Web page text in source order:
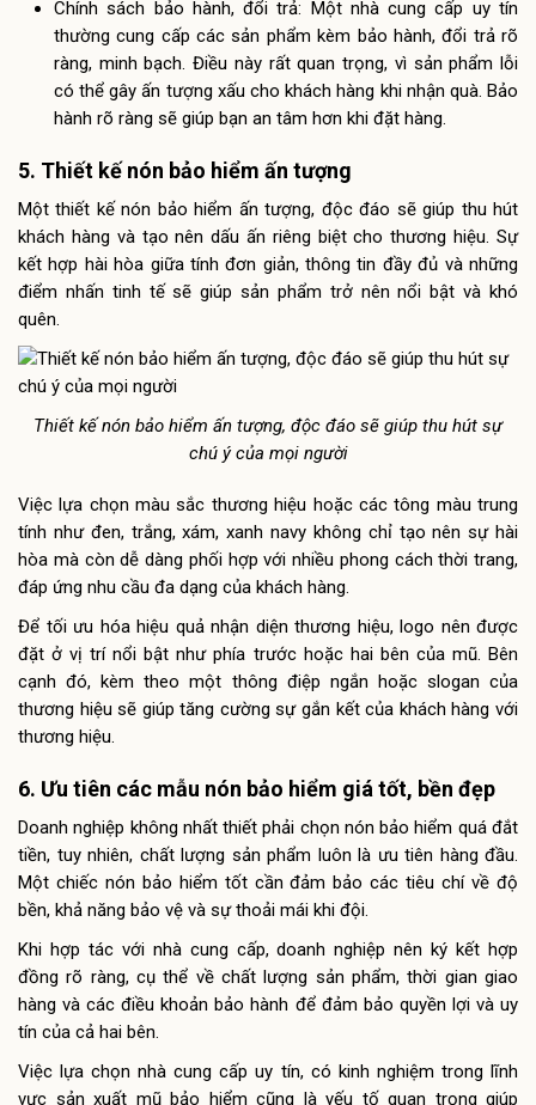
Chính sách bảo hành, đổi trả: Một nhà cung cấp uy tín
thường cung cấp các sản phẩm kèm bảo hành, đổi trả rõ
ràng, minh bạch. Điều này rất quan trọng, vì sản phẩm lỗi
có thể gây ấn tượng xấu cho khách hàng khi nhận quà. Bảo
hành rõ ràng sẽ giúp bạn an tâm hơn khi đặt hàng.
5. Thiết kế nón bảo hiểm ấn tượng
Một thiết kế nón bảo hiểm ấn tượng, độc đáo sẽ giúp thu hút
khách hàng và tạo nên dấu ấn riêng biệt cho thương hiệu. Sự
kết hợp hài hòa giữa tính đơn giản, thông tin đầy đủ và những
điểm nhấn tinh tế sẽ giúp sản phẩm trở nên nổi bật và khó
quên.
Thiết kế nón bảo hiểm ấn tượng, độc đáo sẽ giúp thu hút sự
chú ý của mọi người
Việc lựa chọn màu sắc thương hiệu hoặc các tông màu trung
tính như đen, trắng, xám, xanh navy không chỉ tạo nên sự hài
hòa mà còn dễ dàng phối hợp với nhiều phong cách thời trang,
đáp ứng nhu cầu đa dạng của khách hàng.
Để tối ưu hóa hiệu quả nhận diện thương hiệu, logo nên được
đặt ở vị trí nổi bật như phía trước hoặc hai bên của mũ. Bên
cạnh đó, kèm theo một thông điệp ngắn hoặc slogan của
thương hiệu sẽ giúp tăng cường sự gắn kết của khách hàng với
thương hiệu.
6. Ưu tiên các mẫu nón bảo hiểm giá tốt, bền đẹp
Doanh nghiệp không nhất thiết phải chọn nón bảo hiểm quá đắt
tiền, tuy nhiên, chất lượng sản phẩm luôn là ưu tiên hàng đầu.
Một chiếc nón bảo hiểm tốt cần đảm bảo các tiêu chí về độ
bền, khả năng bảo vệ và sự thoải mái khi đội.
Khi hợp tác với nhà cung cấp, doanh nghiệp nên ký kết hợp
đồng rõ ràng, cụ thể về chất lượng sản phẩm, thời gian giao
hàng và các điều khoản bảo hành để đảm bảo quyền lợi và uy
tín của cả hai bên.
Việc lựa chọn nhà cung cấp uy tín, có kinh nghiệm trong lĩnh
vực sản xuất mũ bảo hiểm cũng là yếu tố quan trọng giúp